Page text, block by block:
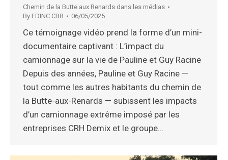
Chemin de la Butte aux Renards dans les médias
By FDINC CBR 06/05/2025
Ce témoignage vidéo prend la forme d’un mini-
documentaire captivant : L’impact du
camionnage sur la vie de Pauline et Guy Racine
Depuis des années, Pauline et Guy Racine —
tout comme les autres habitants du chemin de
la Butte-aux-Renards — subissent les impacts
d’un camionnage extrême imposé par les
entreprises CRH Demix et le groupe…